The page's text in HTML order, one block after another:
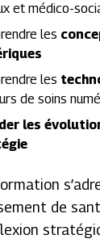
et médico-
les
les
de soins
les
de